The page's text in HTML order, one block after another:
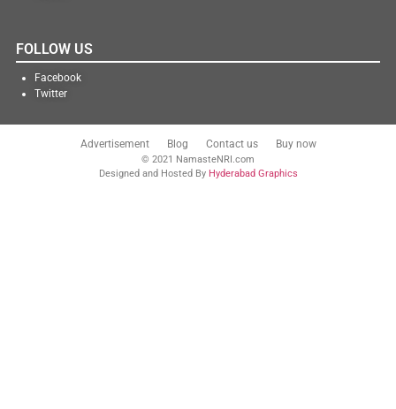
FOLLOW US
Facebook
Twitter
Advertisement Blog Contact us Buy now
© 2021 NamasteNRI.com
Designed and Hosted By Hyderabad Graphics